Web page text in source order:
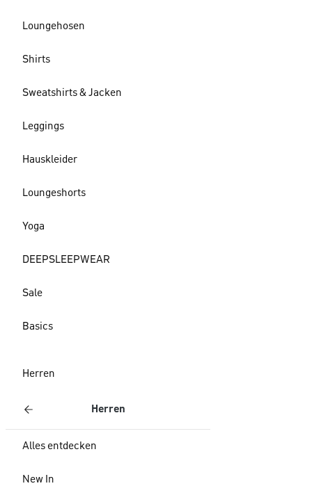
Loungehosen
Shirts
Sweatshirts & Jacken
Leggings
Hauskleider
Loungeshorts
Yoga
DEEPSLEEPWEAR
Sale
Basics
Herren
Herren
Alles entdecken
New In